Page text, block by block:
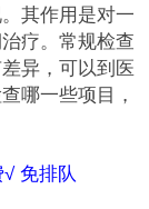
其作用是对一
疗。常规检查
异，可以到医
哪一些项目，
免排队